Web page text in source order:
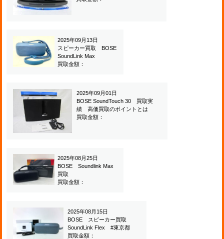
2025年09月13日
スピーカー買取 BOSE
SoundLink Max
買取金額：
2025年09月01日
BOSE SoundTouch 30 買取実
績 高価買取のポイントとは
買取金額：
2025年08月25日
BOSE Soundlink Max
買取
買取金額：
2025年08月15日
BOSE スピーカー買取
SoundLink Flex #東京都
買取金額：